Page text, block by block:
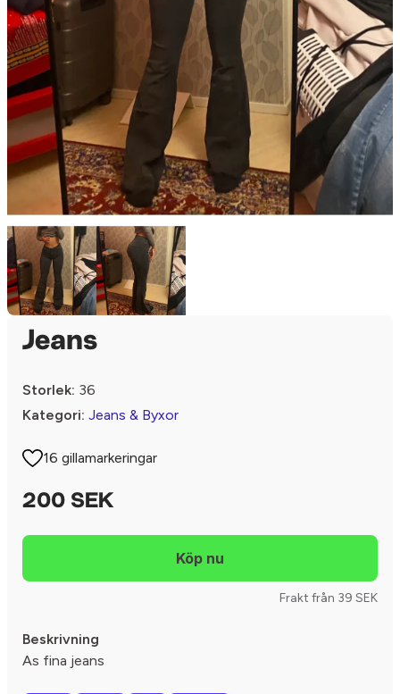
Jeans
Storlek: 36
Kategori: Jeans & Byxor
16 gillamarkeringar
200 SEK
Frakt från 39 SEK
Beskrivning
As fina jeans